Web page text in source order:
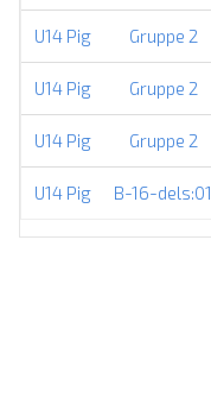
U14 Pig Gruppe 2
U14 Pig Gruppe 2
U14 Pig Gruppe 2
U14 Pig B-16-dels:01